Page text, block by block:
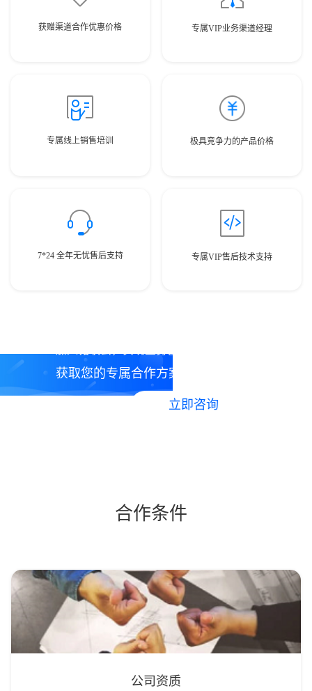
获赠渠道合作优惠价格 专属VIP业务渠道经理
专属线上销售培训 极具竞争力的产品价格
7*24 全年无忧售后支持 专属VIP售后技术支持
获取您的专属合作方案。
立即咨询
合作条件
公司资质